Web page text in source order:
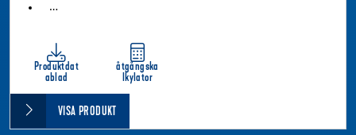
…
Produktdat
ablad
åtgångska
lkylator
VISA PRODUKT